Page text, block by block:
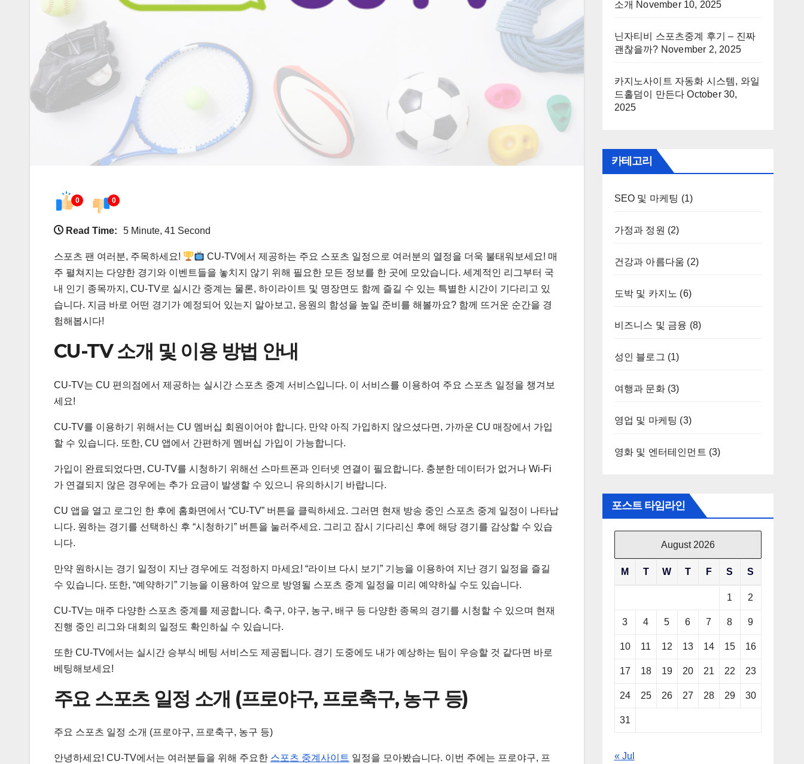
0 0
Read Time: 5 Minute, 41 Second
스포츠 팬 여러분, 주목하세요!
CU-TV에서 제공하는 주요 스포츠 일정으로 여러분의 열정을 더욱 불태워보세요! 매
주 펼쳐지는 다양한 경기와 이벤트들을 놓치지 않기 위해 필요한 모든 정보를 한 곳에 모았습니다. 세계적인 리그부터 국
내 인기 종목까지, CU-TV로 실시간 중계는 물론, 하이라이트 및 명장면도 함께 즐길 수 있는 특별한 시간이 기다리고 있
습니다. 지금 바로 어떤 경기가 예정되어 있는지 알아보고, 응원의 함성을 높일 준비를 해볼까요? 함께 뜨거운 순간을 경
험해봅시다!
CU-TV 소개 및 이용 방법 안내
CU-TV는 CU 편의점에서 제공하는 실시간 스포츠 중계 서비스입니다. 이 서비스를 이용하여 주요 스포츠 일정을 챙겨보
세요!
CU-TV를 이용하기 위해서는 CU 멤버십 회원이어야 합니다. 만약 아직 가입하지 않으셨다면, 가까운 CU 매장에서 가입
할 수 있습니다. 또한, CU 앱에서 간편하게 멤버십 가입이 가능합니다.
가입이 완료되었다면, CU-TV를 시청하기 위해선 스마트폰과 인터넷 연결이 필요합니다. 충분한 데이터가 없거나 Wi-Fi
가 연결되지 않은 경우에는 추가 요금이 발생할 수 있으니 유의하시기 바랍니다.
CU 앱을 열고 로그인 한 후에 홈화면에서 “CU-TV” 버튼을 클릭하세요. 그러면 현재 방송 중인 스포츠 중계 일정이 나타납
니다. 원하는 경기를 선택하신 후 “시청하기” 버튼을 눌러주세요. 그리고 잠시 기다리신 후에 해당 경기를 감상할 수 있습
니다.
만약 원하시는 경기 일정이 지난 경우에도 걱정하지 마세요! “라이브 다시 보기” 기능을 이용하여 지난 경기 일정을 즐길
수 있습니다. 또한, “예약하기” 기능을 이용하여 앞으로 방영될 스포츠 중계 일정을 미리 예약하실 수도 있습니다.
CU-TV는 매주 다양한 스포츠 중계를 제공합니다. 축구, 야구, 농구, 배구 등 다양한 종목의 경기를 시청할 수 있으며 현재
진행 중인 리그와 대회의 일정도 확인하실 수 있습니다.
또한 CU-TV에서는 실시간 승부식 베팅 서비스도 제공됩니다. 경기 도중에도 내가 예상하는 팀이 우승할 것 같다면 바로
베팅해보세요!
주요 스포츠 일정 소개 (프로야구, 프로축구, 농구 등)
주요 스포츠 일정 소개 (프로야구, 프로축구, 농구 등)
안녕하세요! CU-TV에서는 여러분들을 위해 주요한 스포츠 중계사이트 일정을 모아봤습니다. 이번 주에는 프로야구, 프
소개 November 10, 2025
닌자티비 스포츠중계 후기 – 진짜
괜찮을까? November 2, 2025
카지노사이트 자동화 시스템, 와일
드홀덤이 만든다 October 30,
2025
카테고리
SEO 및 마케팅 (1)
가정과 정원 (2)
건강과 아름다움 (2)
도박 및 카지노 (6)
비즈니스 및 금융 (8)
성인 블로그 (1)
여행과 문화(3)
영업 및 마케팅 (3)
영화 및 엔터테인먼트 (3)
포스트 타임라인
August 2026
M T W T F S S
1 2
3 4 5 6 7 8 9
10 11 12 13 14 15 16
17 18 19 20 21 22 23
24 25 26 27 28 29 30
31
« Jul